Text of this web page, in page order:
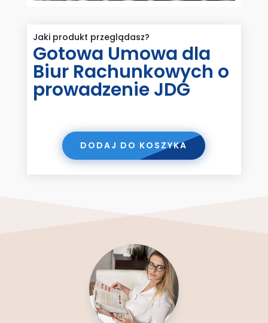
Jaki produkt przeglądasz?
Gotowa Umowa dla
Biur Rachunkowych o
prowadzenie JDG
DODAJ DO KOSZYKA